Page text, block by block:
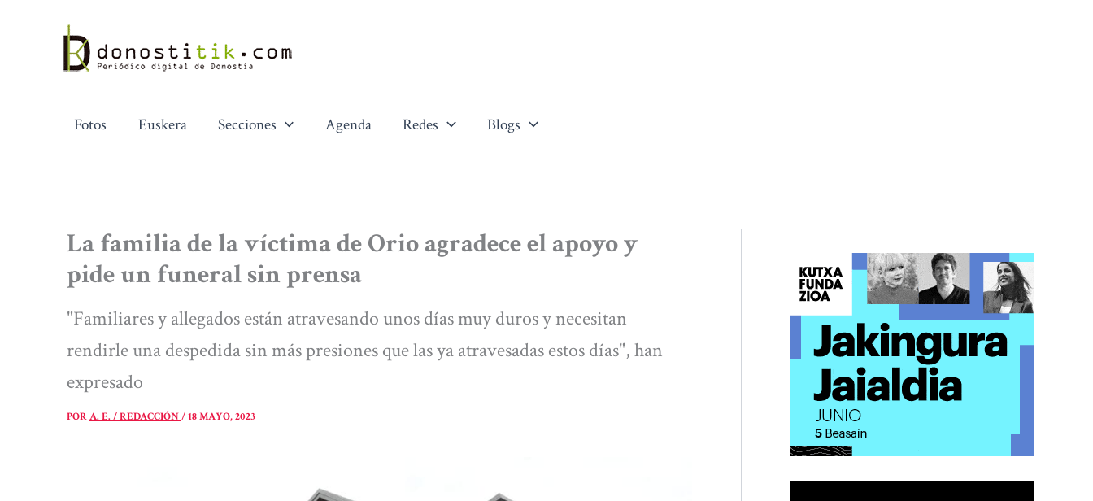
contenido
Fotos Euskera Secciones Agenda Redes Blogs
La familia de la víctima de Orio agradece el apoyo y
pide un funeral sin prensa
"Familiares y allegados están atravesando unos días muy duros y necesitan
rendirle una despedida sin más presiones que las ya atravesadas estos días", han
expresado
PORA. E. / REDACCIÓN/18 MAYO, 2023